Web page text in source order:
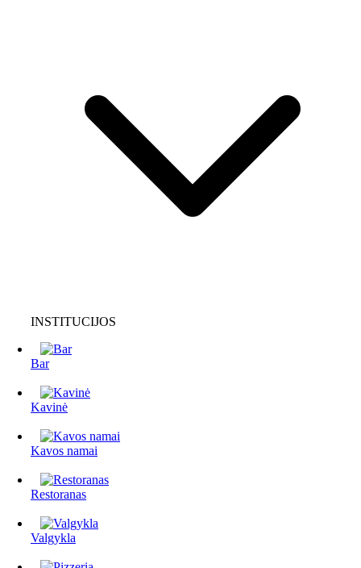
INSTITUCIJOS
Bar
Kavinė
Kavos namai
Restoranas
Valgykla